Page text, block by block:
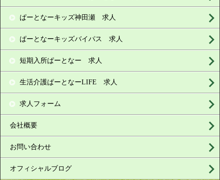
ぱーとなーキッズ神田瀬 求人
ぱーとなーキッズバイパス 求人
短期入所ぱーとなー 求人
生活介護ぱーとなーLIFE 求人
求人フォーム
会社概要
お問い合わせ
オフィシャルブログ